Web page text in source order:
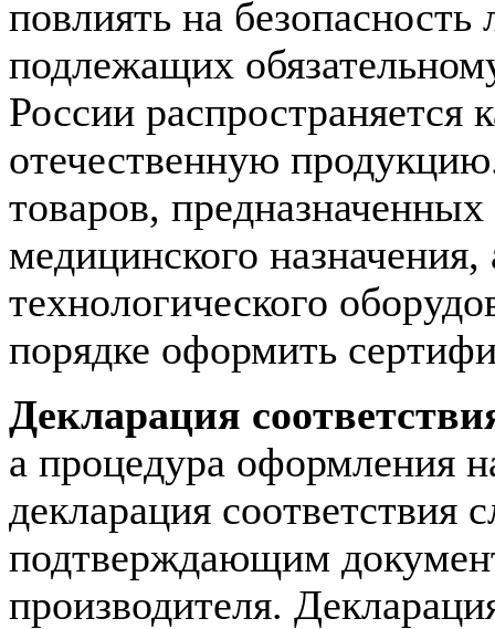
повлиять на
подлежащих
России распространяется
отечественную
товаров,
медицинского
технологического
порядке оформить
Декларация
а процедура оформления
декларация соответствия
подтверждающим
производителя.